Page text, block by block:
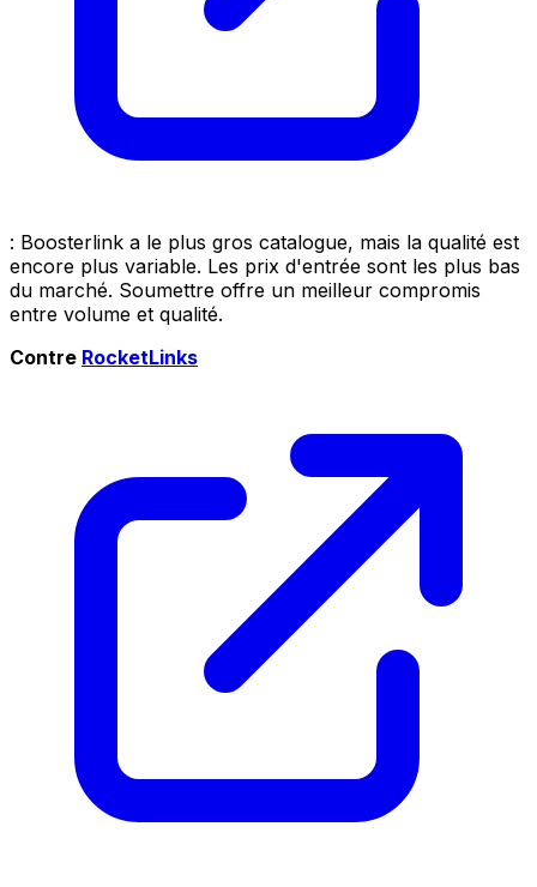
: Boosterlink a le plus gros catalogue, mais la qualité est
encore plus variable. Les prix d'entrée sont les plus bas
du marché. Soumettre offre un meilleur compromis
entre volume et qualité.
Contre RocketLinks